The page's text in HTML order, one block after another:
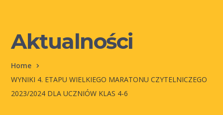
Aktualności
Home
WYNIKI 4. ETAPU WIELKIEGO MARATONU CZYTELNICZEGO
2023/2024 DLA UCZNIÓW KLAS 4-6